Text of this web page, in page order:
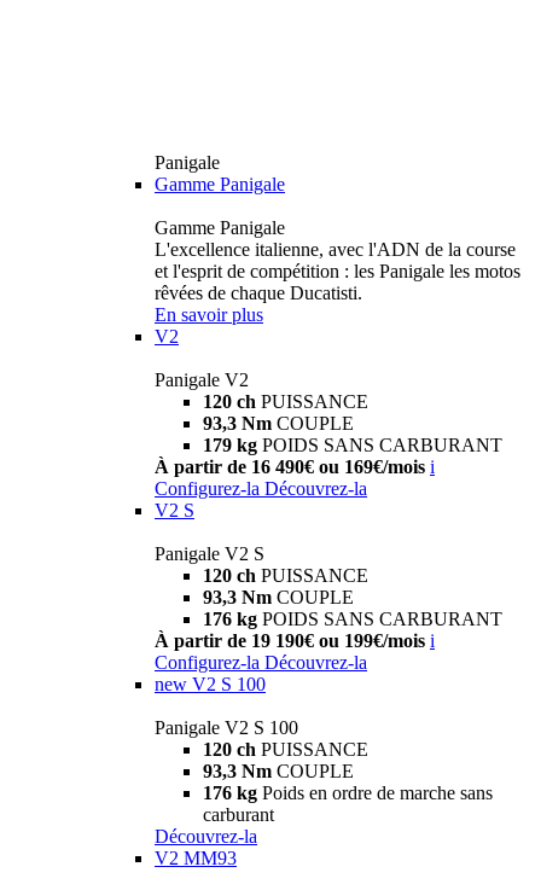
Panigale
Gamme Panigale
Gamme Panigale
L'excellence italienne, avec l'ADN de la course
et l'esprit de compétition : les Panigale les motos
rêvées de chaque Ducatisti.
En savoir plus
V2
Panigale V2
120 ch PUISSANCE
93,3 Nm COUPLE
179 kg POIDS SANS CARBURANT
À partir de 16 490€ ou 169€/mois i
Configurez-la Découvrez-la
V2 S
Panigale V2 S
120 ch PUISSANCE
93,3 Nm COUPLE
176 kg POIDS SANS CARBURANT
À partir de 19 190€ ou 199€/mois i
Configurez-la Découvrez-la
new V2 S 100
Panigale V2 S 100
120 ch PUISSANCE
93,3 Nm COUPLE
176 kg Poids en ordre de marche sans
carburant
Découvrez-la
V2 MM93